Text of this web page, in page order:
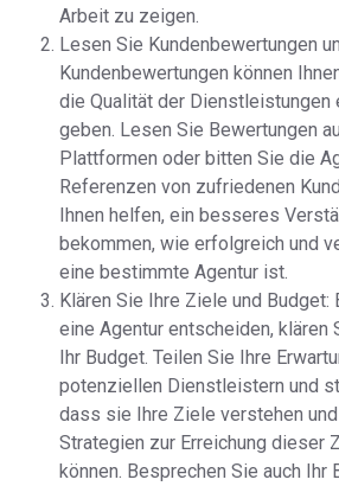
Arbeit zu zeigen.
Lesen Sie Kundenbewertungen
Kundenbewertungen können
die Qualität der Dienstleistungen
geben. Lesen Sie Bewertungen
Plattformen oder bitten Sie die
Referenzen von zufriedenen
Ihnen helfen, ein besseres
bekommen, wie erfolgreich und
eine bestimmte Agentur ist.
Klären Sie Ihre Ziele und Budget:
eine Agentur entscheiden, klären
Ihr Budget. Teilen Sie Ihre
potenziellen Dienstleistern und
dass sie Ihre Ziele verstehen
Strategien zur Erreichung dieser
können. Besprechen Sie auch Ihr